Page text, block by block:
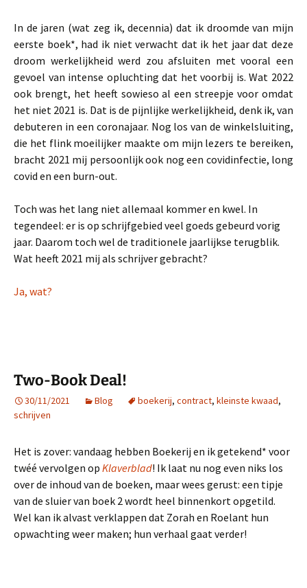
In de jaren (wat zeg ik, decennia) dat ik droomde van mijn
eerste boek*, had ik niet verwacht dat ik het jaar dat deze
droom werkelijkheid werd zou afsluiten met vooral een
gevoel van intense opluchting dat het voorbij is. Wat 2022
ook brengt, het heeft sowieso al een streepje voor omdat
het niet 2021 is. Dat is de pijnlijke werkelijkheid, denk ik, van
debuteren in een coronajaar. Nog los van de winkelsluiting,
die het flink moeilijker maakte om mijn lezers te bereiken,
bracht 2021 mij persoonlijk ook nog een covidinfectie, long
covid en een burn-out.
Toch was het lang niet allemaal kommer en kwel. In
tegendeel: er is op schrijfgebied veel goeds gebeurd vorig
jaar. Daarom toch wel de traditionele jaarlijkse terugblik.
Wat heeft 2021 mij als schrijver gebracht?
Ja, wat?
Two-Book Deal!
30/11/2021 Blog boekerij, contract, kleinste kwaad,
schrijven
Het is zover: vandaag hebben Boekerij en ik getekend* voor
twéé vervolgen op Klaverblad! Ik laat nu nog even niks los
over de inhoud van de boeken, maar wees gerust: een tipje
van de sluier van boek 2 wordt heel binnenkort opgetild.
Wel kan ik alvast verklappen dat Zorah en Roelant hun
opwachting weer maken; hun verhaal gaat verder!